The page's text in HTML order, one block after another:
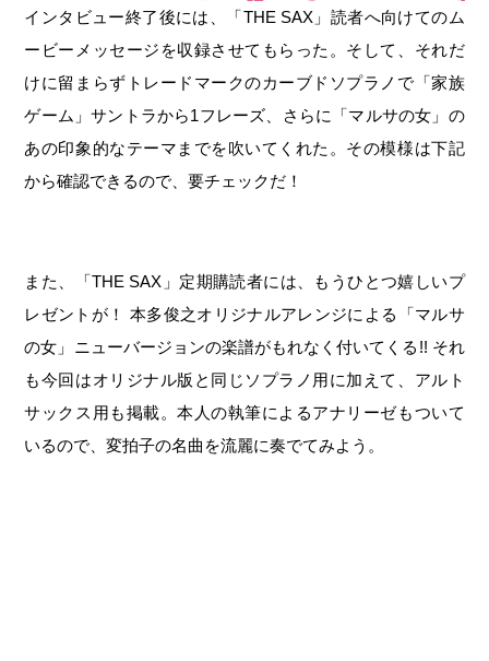
インタビュー終了後には、「THE SAX」読者へ向けてのム
ービーメッセージを収録させてもらった。そして、それだ
けに留まらずトレードマークのカーブドソプラノで「家族
ゲーム」サントラから1フレーズ、さらに「マルサの女」の
あの印象的なテーマまでを吹いてくれた。その模様は下記
から確認できるので、要チェックだ！
また、「THE SAX」定期購読者には、もうひとつ嬉しいプ
レゼントが！ 本多俊之オリジナルアレンジによる「マルサ
の女」ニューバージョンの楽譜がもれなく付いてくる!! それ
も今回はオリジナル版と同じソプラノ用に加えて、アルト
サックス用も掲載。本人の執筆によるアナリーゼもついて
いるので、変拍子の名曲を流麗に奏でてみよう。